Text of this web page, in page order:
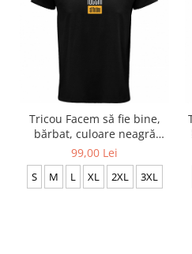
Tricou Facem să fie bine,
bărbat, culoare neagră
CT69
99,00 Lei
S M L XL 2XL 3XL